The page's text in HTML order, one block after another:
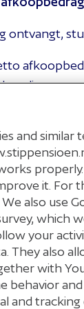
dus je
wat de
je op
ontvangt,
waarop je
en
and
it. For
also use
which
your
They also
with
behavior
and